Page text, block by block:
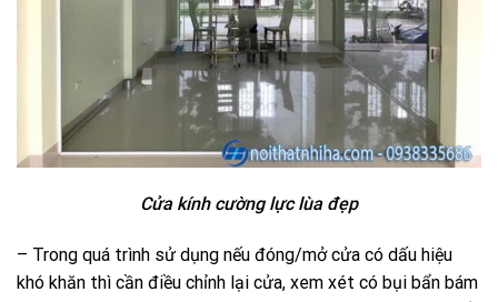
Cửa kính cường lực lùa đẹp
– Trong quá trình sử dụng nếu đóng/mở cửa có dấu hiệu
khó khăn thì cần điều chỉnh lại cửa, xem xét có bụi bẩn bám